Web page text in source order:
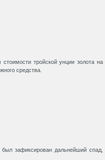
тройской унции золота на
средства.
зафиксирован дальнейший спад,